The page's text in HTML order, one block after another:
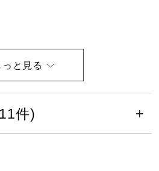
ズ
及び酸素系漂白剤の使用禁止
件)